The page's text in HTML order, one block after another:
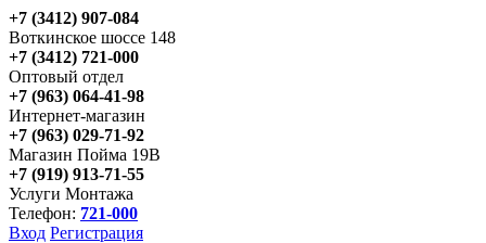
+7 (3412) 907-084
Воткинское шоссе 148
+7 (3412) 721-000
Оптовый отдел
+7 (963) 064-41-98
Интернет-магазин
+7 (963) 029-71-92
Магазин Пойма 19В
+7 (919) 913-71-55
Услуги Монтажа
Телефон: 721-000
Вход Регистрация